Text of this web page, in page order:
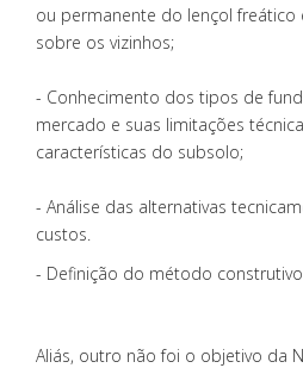
ou permanente do lençol freático
sobre os vizinhos;
- Conhecimento dos tipos de
mercado e suas limitações
características do subsolo;
- Análise das alternativas
custos.
- Definição do método
Aliás, outro não foi o objetivo da